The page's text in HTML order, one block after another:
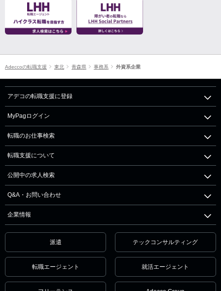
Adeccoの転職支援 東北 青森県 事務系 外資系企業
アデコの転職支援に登録
MyPagログイン
転職のお仕事検索
転職支援について
公開中の求人検索
Q&A・お問い合わせ
企業情報
派遣 テックコンサルティング
転職エージェント 就活エージェント